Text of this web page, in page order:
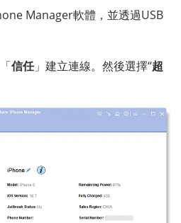
Manager軟體，並透過USB
信任」建立連線。然後選擇“超